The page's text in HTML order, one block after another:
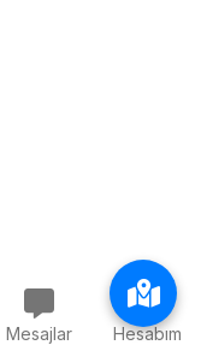
Mesajlar Hesabım